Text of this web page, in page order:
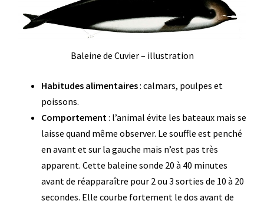
Baleine de Cuvier – illustration
Habitudes alimentaires: calmars, poulpes et
poissons.
Comportement: l’animal évite les bateaux mais se
laisse quand même observer. Le souffle est penché
en avant et sur la gauche mais n’est pas très
apparent. Cette baleine sonde 20 à 40 minutes
avant de réapparaître pour 2 ou 3 sorties de 10 à 20
secondes. Elle courbe fortement le dos avant de